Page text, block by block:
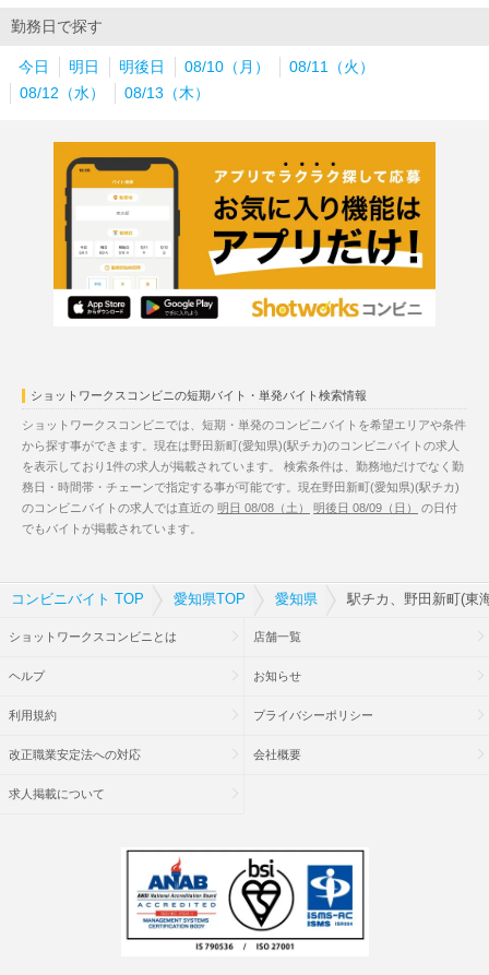
勤務日で探す
今日 明日 明後日 08/10（月）
08/11（火）
08/12（水）
08/13（木）
ショットワークスコンビニの短期バイト・単発バイト検索情報
ショットワークスコンビニでは、短期・単発のコンビニバイトを希望エリアや条件
から探す事ができます。現在は野田新町(愛知県)(駅チカ)のコンビニバイトの求人
を表示しており1件の求人が掲載されています。 検索条件は、勤務地だけでなく勤
務日・時間帯・チェーンで指定する事が可能です。現在野田新町(愛知県)(駅チカ)
のコンビニバイトの求人では直近の 明日 08/08（土） 明後日 08/09（日）
の日付
でもバイトが掲載されています。
コンビニバイト TOP 愛知県TOP 愛知県 駅チカ、野田新町(東
ショットワークスコンビニとは 店舗一覧
ヘルプ お知らせ
利用規約 プライバシーポリシー
改正職業安定法への対応 会社概要
求人掲載について